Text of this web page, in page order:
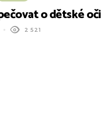
o dětské oči
2 521